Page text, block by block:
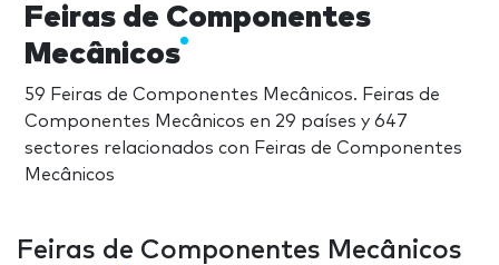
Feiras de Componentes
Mecânicos
59 Feiras de Componentes Mecânicos. Feiras de
Componentes Mecânicos en 29 países y 647
sectores relacionados con Feiras de Componentes
Mecânicos
Feiras de Componentes Mecânicos